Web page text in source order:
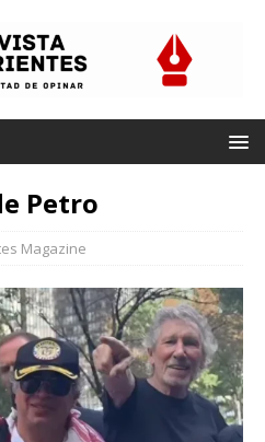
Petro
Magazine